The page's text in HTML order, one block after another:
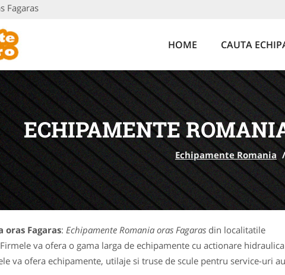
Fagaras
HOME CAUTA
ECHIPAMENTE
Echipamente Romania
oras Fagaras: Echipamente Romania oras Fagaras din localitatile
va ofera o gama larga de echipamente cu actionare
va ofera echipamente, utilaje si truse de scule pentru service-